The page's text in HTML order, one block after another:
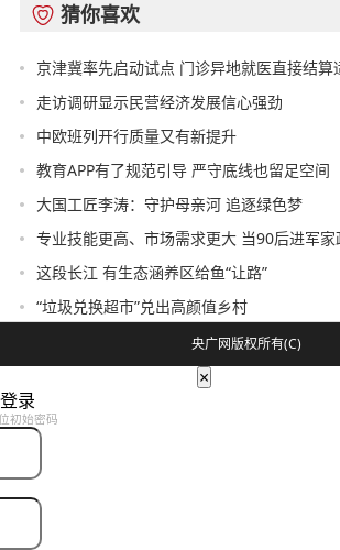
 猜你喜欢
京津冀率先启动试点 门诊异地就医直接结算
走访调研显示民营经济发展信心强劲
中欧班列开行质量又有新提升
教育APP有了规范引导 严守底线也留足空间
大国工匠李涛：守护母亲河 追逐绿色梦
专业技能更高、市场需求更大 当90后进军家
这段长江 有生态涵养区给鱼“让路”
“垃圾兑换超市”兑出高颜值乡村
央广网版权所有(C)
×
录
初始密码